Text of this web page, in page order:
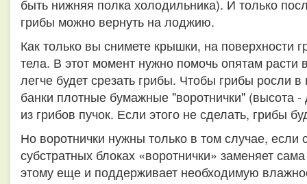
быть нижняя полка холодильника). И только
грибы можно вернуть на лоджию.
Как только вы снимете крышки, на поверхности
тела. В этот момент нужно помочь опятам
легче будет срезать грибы. Чтобы грибы росли
банки плотные бумажные "воротнички" (высота
из грибов пучок. Если этого не сделать, грибы
Но воротнички нужны только в том случае, если
субстратных блоках «воротнички» заменяет
этому еще и поддерживает необходимую